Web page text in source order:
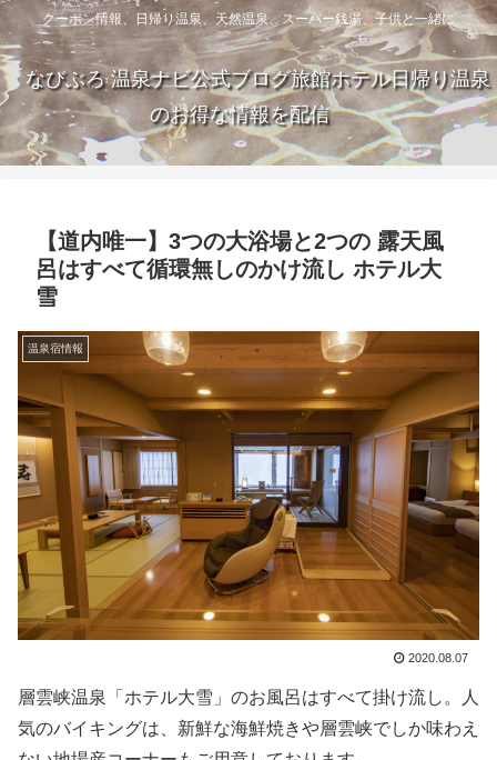
クーポン情報、日帰り温泉、天然温泉、スーパー銭湯、子供と一緒に
なびぶろ 温泉ナビ公式ブログ旅館ホテル日帰り温泉
のお得な情報を配信
【道内唯一】3つの大浴場と2つの 露天風
呂はすべて循環無しのかけ流し ホテル大
雪
温泉宿情報
2020.08.07
層雲峡温泉「ホテル大雪」のお風呂はすべて掛け流し。人
気のバイキングは、新鮮な海鮮焼きや層雲峡でしか味わえ